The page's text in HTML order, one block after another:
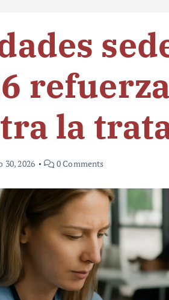
la
30, 2026 0 Comments